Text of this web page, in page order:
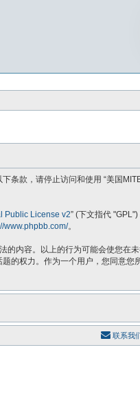
条款，请停止访问和使用 “美国
Public License v2” (下文指代
www.phpbb.com/。
内容。以上的行为可能会使您在
的权力。作为一个用户，您同意
联系我